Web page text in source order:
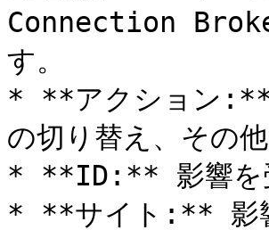
Connection
す。
* **アクション:**
の切り替え、その
* **ID:** 影響を
* **サイト:** 影響